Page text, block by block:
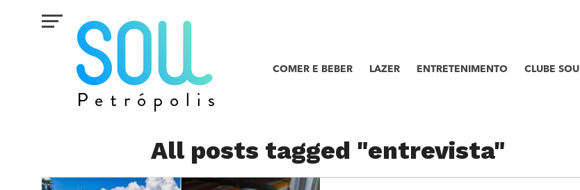
COMER E BEBER LAZER ENTRETENIMENTO CLUBE SOU
All posts tagged "entrevista"